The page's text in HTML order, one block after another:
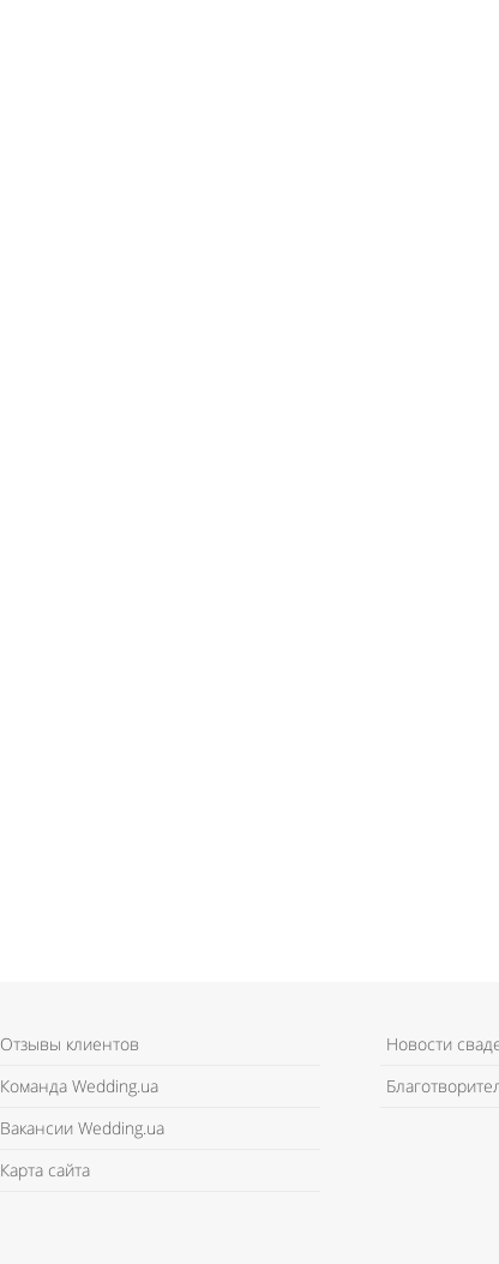
Отзывы клиентов
Команда Wedding.ua
Вакансии Wedding.ua
Карта сайта
Новости